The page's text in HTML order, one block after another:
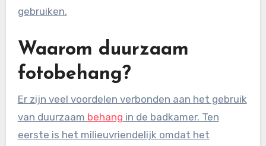
gebruiken.
Waarom duurzaam
fotobehang?
Er zijn veel voordelen verbonden aan het gebruik
van duurzaam behang in de badkamer. Ten
eerste is het milieuvriendelijk omdat het